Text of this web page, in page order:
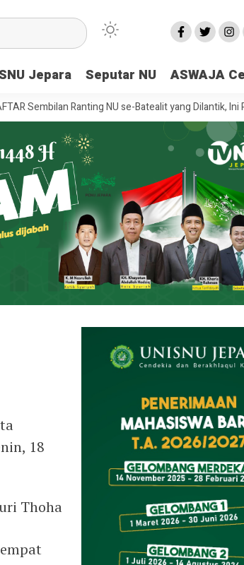
Jepara Seputar NU ASWAJA
Ranting NU se-Batealit yang Dilantik, Ini Pesan
18
Thoha